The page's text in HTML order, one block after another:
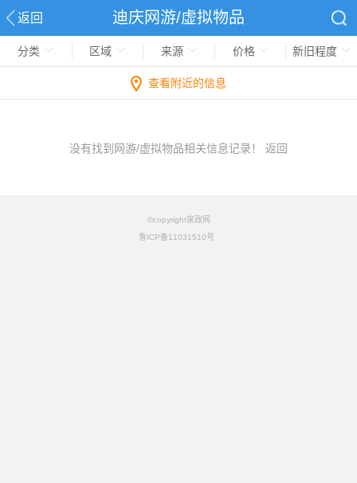
返回 迪庆网游/虚拟物品
分类 区域 来源 价格 新旧程度
查看附近的信息
没有找到网游/虚拟物品相关信息记录！ 返回
©copyright家政网
鲁ICP备11031510号